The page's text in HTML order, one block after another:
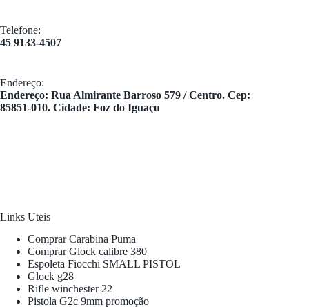
Telefone:
45 9133-4507
Endereço:
​Endereço: Rua Almirante Barroso 579 / Centro. Cep:
85851-010. Cidade: Foz do Iguaçu
Links Uteis
Comprar Carabina Puma
Comprar Glock calibre 380
Espoleta Fiocchi SMALL PISTOL
Glock g28
Rifle winchester 22
Pistola G2c 9mm promoção